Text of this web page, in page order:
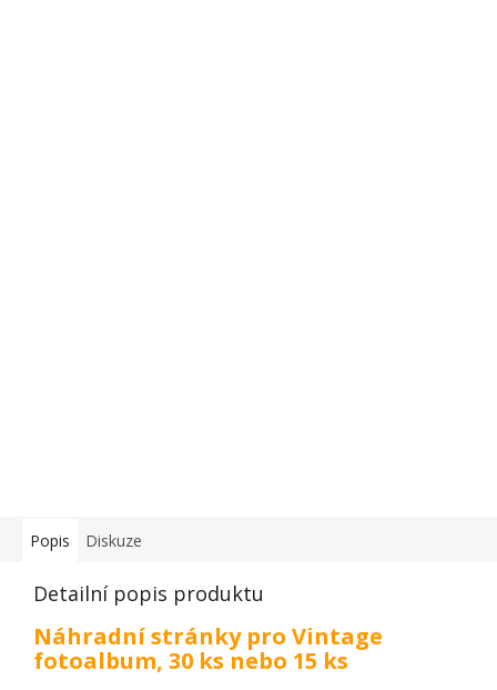
Popis Diskuze
Detailní popis produktu
Náhradní stránky pro Vintage
fotoalbum, 30 ks nebo 15 ks